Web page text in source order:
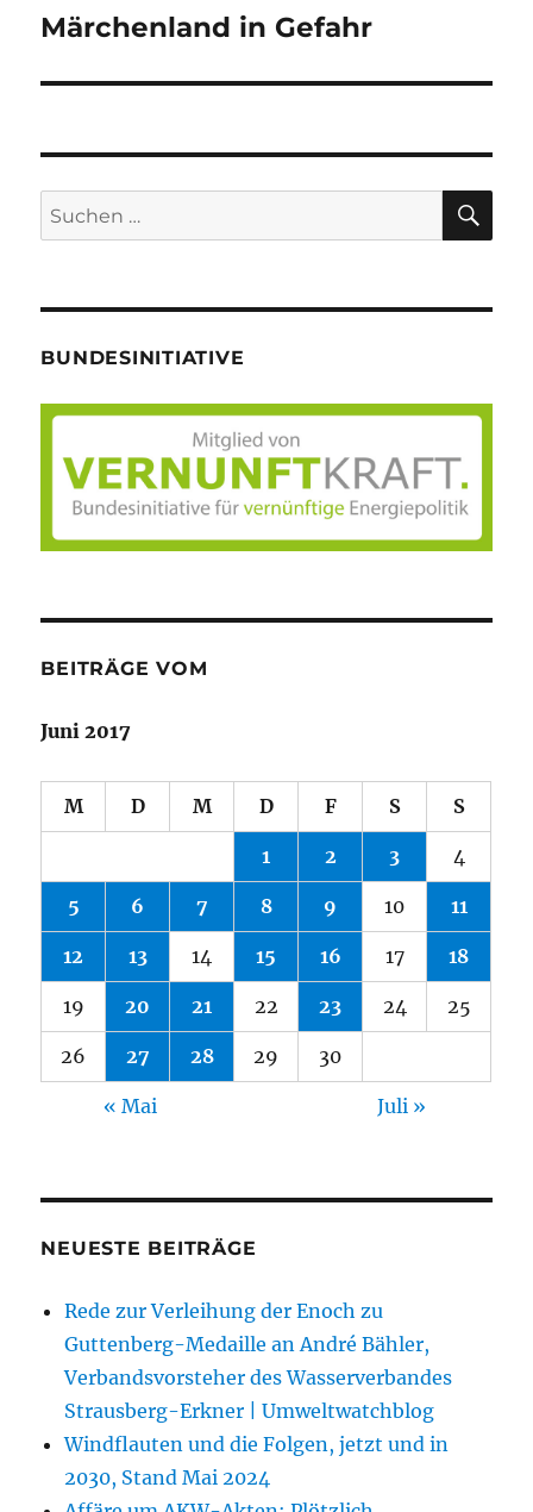
Nächster
Märchenland in Gefahr
Suche
nach:
BUNDESINITIATIVE
BEITRÄGE VOM
Juni 2017
M D M D F S S
1 2 3 4
5 6 7 8 9 10 11
12 13 14 15 16 17 18
19 20 21 22 23 24 25
26 27 28 29 30
« Mai Juli »
NEUESTE BEITRÄGE
Rede zur Verleihung der Enoch zu
Guttenberg-Medaille an André Bähler,
Verbandsvorsteher des Wasserverbandes
Strausberg-Erkner | Umweltwatchblog
Windflauten und die Folgen, jetzt und in
2030, Stand Mai 2024